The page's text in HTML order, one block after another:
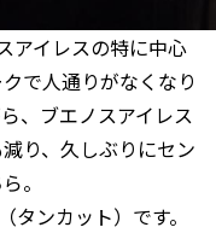
アイレスの特に中心
で人通りがなくなり
、ブエノスアイレス
り、久しぶりにセン
。
タンカット）です。